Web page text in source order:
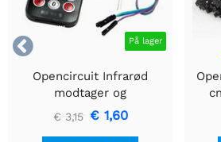
 På lager
Opencircuit Infrarød
modtager og
fjernbetjeningssæt
€ 3,15 € 1,60